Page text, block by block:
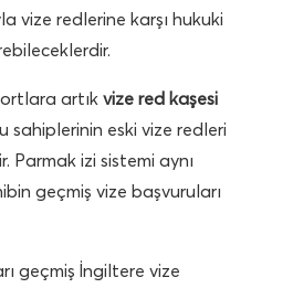
vize redlerine karşı hukuki
artık vize red kaşesi
sahiplerinin eski vize redleri
Parmak izi sistemi aynı
geçmiş vize başvuruları
geçmiş İngiltere vize